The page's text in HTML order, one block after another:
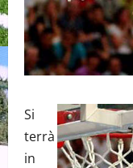
Si
terrà
in